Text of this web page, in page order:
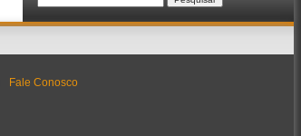
por:
Fale Conosco